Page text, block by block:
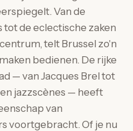
Van de
de eclectische zaken
telt Brussel zo'n
bedienen. De rijke
— van Jacques Brel tot
jazzscènes — heeft
van
voortgebracht. Of je nu